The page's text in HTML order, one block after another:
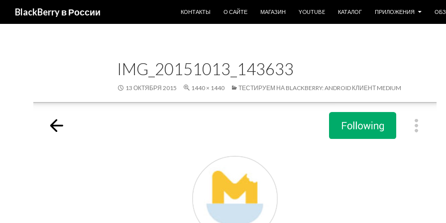
BlackBerry в России
КОНТАКТЫ
О САЙТЕ МАГАЗИН YOUTUBE КАТАЛОГ ПРИЛОЖЕНИЯ
IMG_20151013_143633
13 ОКТЯБРЯ 2015 1440 × 1440 ТЕСТИРУЕМ НА BLACKBERRY: ANDROID КЛИЕНТ MEDIUM